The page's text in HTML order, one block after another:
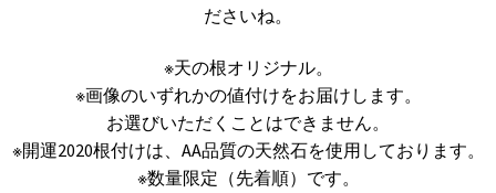
ださいね。
※天の根オリジナル。
※画像のいずれかの値付けをお届けします。
お選びいただくことはできません。
※開運2020根付けは、AA品質の天然石を使用しております。
※数量限定（先着順）です。